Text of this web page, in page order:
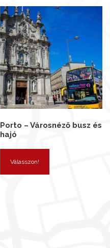
Porto – Városnéző busz és
hajó
Válasszon!